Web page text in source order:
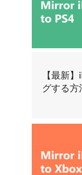
【最新
グする方